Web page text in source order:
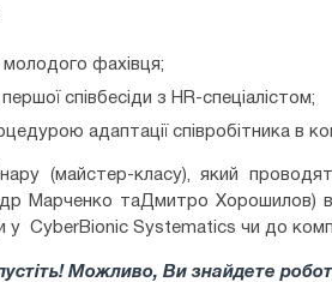
фахівця;
співбесіди з HR-спеціалістом;
адаптації співробітника в
(майстер-класу), який
Марченко таДмитро Хорошилов)
у CyberBionic Systematics чи до
Можливо, Ви знайдете